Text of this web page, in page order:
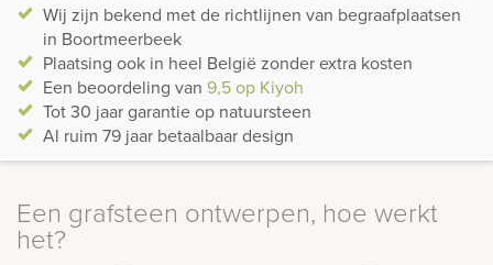
Wij zijn bekend met de richtlijnen van begraafplaatsen
in Boortmeerbeek
Plaatsing ook in heel België zonder extra kosten
Een beoordeling van 9,5 op Kiyoh
Tot 30 jaar garantie op natuursteen
Al ruim 79 jaar betaalbaar design
Een grafsteen ontwerpen, hoe werkt
het?